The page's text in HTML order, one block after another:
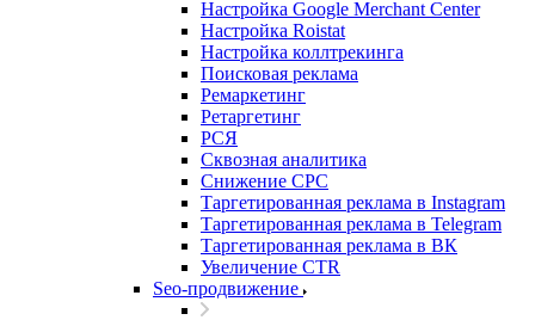
Настройка Google Merchant Center
Настройка Roistat
Настройка коллтрекинга
Поисковая реклама
Ремаркетинг
Ретаргетинг
РСЯ
Сквозная аналитика
Снижение CPC
Таргетированная реклама в Instagram
Таргетированная реклама в Telegram
Таргетированная реклама в ВК
Увеличение CTR
Seo-продвижение